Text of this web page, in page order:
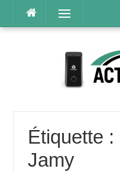
contenu
Menu
Étiquette :
Jamy